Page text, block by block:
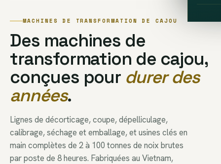
MACHINES DE TRANSFORMATION DE CAJOU
Des machines de
transformation de cajou,
conçues pour durer des
années.
Lignes de décorticage, coupe, dépelliculage,
calibrage, séchage et emballage, et usines clés en
main complètes de 2 à 100 tonnes de noix brutes
par poste de 8 heures. Fabriquées au Vietnam,